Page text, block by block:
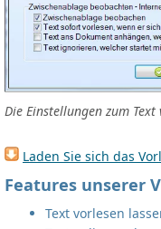
Die Einstellungen zum Text
Laden Sie sich das
Features unserer
Text vorlesen